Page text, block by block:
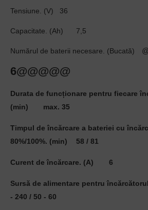
Tensiune. (V) 36
Capacitate. (Ah) 7,5
Numărul de baterii necesare. (Bucată)
6@@@@@
Durata de funcționare pentru fiecare
(min)
max. 35
Timpul de încărcare a bateriei cu
80%/100%. (min)
58 / 81
Curent de încărcare. (A) 6
Sursă de alimentare pentru
- 240 / 50 - 60